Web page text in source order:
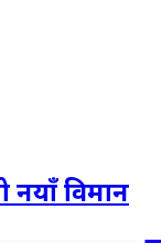
नयाँ विमान